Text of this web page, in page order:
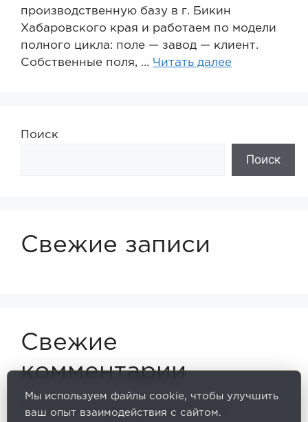
производственную базу в г. Бикин
Хабаровского края и работаем по модели
полного цикла: поле — завод — клиент.
Собственные поля, … Читать далее
Поиск
Поиск
Свежие записи
Свежие
комментарии
Нет комментариев для просмотра.
Мы используем файлы cookie, чтобы улучшить
ваш опыт взаимодействия с сайтом.